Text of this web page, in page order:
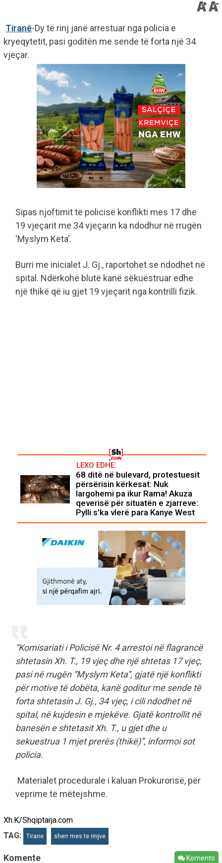
Tiranë-Dy të rinj janë arrestuar nga policia e
kryeqytetit, pasi goditën me sende të forta një 34
vjeçar.
Sipas njoftimit të policisë konflikti mes 17 dhe
19 vjeçarit me 34 vjeçarin ka ndodhur në rrugën
‘Myslym Keta’.
Burri me inicialet J. Gj., raportohet se ndodhet në
spital. Ndërkohë blutë kanë sëkuëstruar edhe
një thikë që iu gjet 19 vjeçarit nga kontrilli fizik.
LEXO EDHE:
68 ditë në bulevard, protestuesit
përsërisin kërkesat: Nuk
largohemi pa ikur Rama! Akuza
qeverisë për situatën e zjarreve:
Pylli s'ka vlerë para Kanye West
“Komisariati i Policisë Nr. 4 arrestoi në flagrancë
shtetasin Xh. T., 19 vjeç dhe një shtetas 17 vjeç,
pasi në rrugën “Myslym Keta”, gjatë një konflikti
për motive të dobëta, kanë goditur me sende të
forta shtetasin J. Gj., 34 vjeç, i cili ndodhet në
spital, në kujdesin e mjekëve. Gjatë kontrollit në
banesën e shtetasit Xh. T., u gjet dhe u
sekuestrua 1 mjet prerës (thikë)”, informoi sot
policia.
Materialet procedurale i kaluan Prokurorisë, për
veprime të mëtejshme.
Xh.K/Shqiptarja.com
TAG:
Tirane sherr mes te rinjve
Komente Komento